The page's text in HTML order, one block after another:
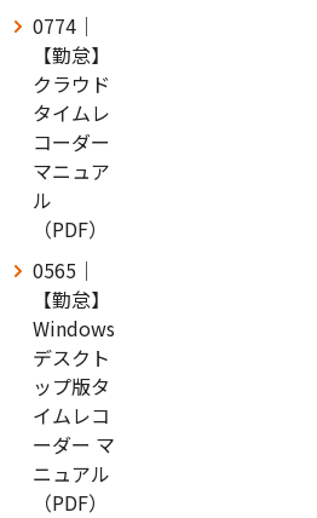
0774｜
【勤怠】
クラウド
タイムレ
コーダー
マニュア
ル
（PDF）
0565｜
【勤怠】
Windows
デスクト
ップ版タ
イムレコ
ーダー マ
ニュアル
（PDF）